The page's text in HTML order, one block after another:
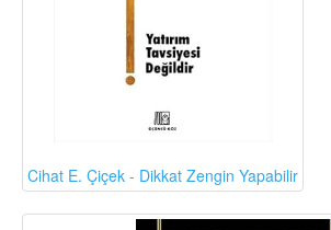
Cihat E. Çiçek - Dikkat Zengin Yapabilir